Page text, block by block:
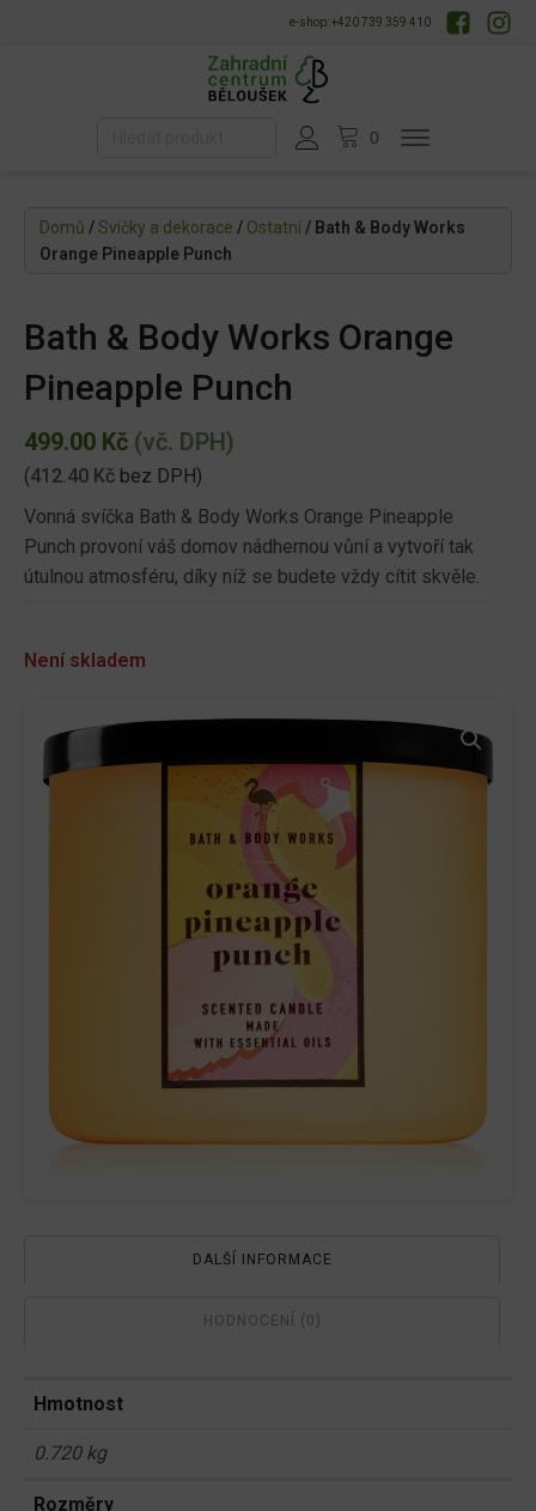
e-shop: +420 739 359 410
Domů /Svíčky a dekorace / Ostatní/ Bath & Body Works
Orange Pineapple Punch
Bath & Body Works Orange
Pineapple Punch
499.00 Kč (vč. DPH)
(412.40 Kč bez DPH)
Vonná svíčka Bath & Body Works Orange Pineapple
Punch provoní váš domov nádhernou vůní a vytvoří tak
útulnou atmosféru, díky níž se budete vždy cítit skvěle.
Není skladem
DALŠÍ INFORMACE
HODNOCENÍ (0)
Hmotnost
0.720 kg
Rozměry